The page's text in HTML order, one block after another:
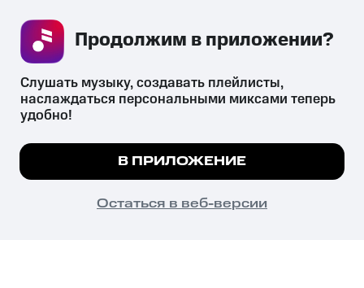
СКАЧАТЬ ПРИЛОЖЕНИЕ
психотропных веществ, их аналогов причиняет вред здоровью,
их незаконный оборот запрещён и влечёт установленную
законодательством ответственность.
© 2026 ООО «КИОН».
Все права защищены
Мы используем куки, чтобы на сайте все
Подробнее
ПОНЯТНО
Слушать музыку, создавать плейлисты,
наслаждаться персональными миксами теперь
удобно!
В ПРИЛОЖЕНИЕ
Остаться в веб-версии